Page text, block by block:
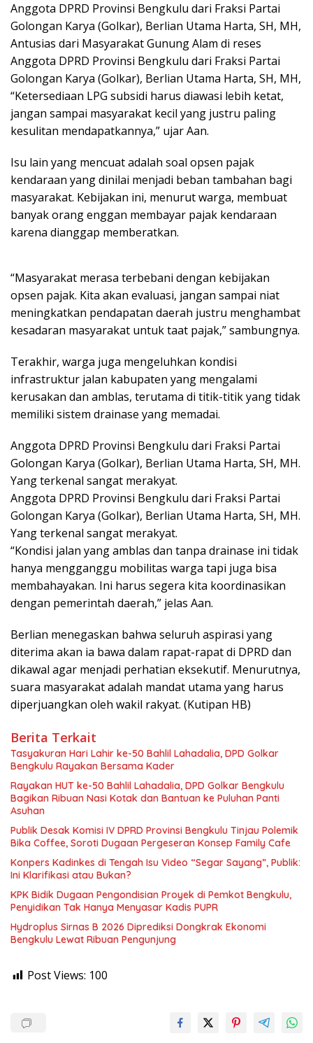
Anggota DPRD Provinsi Bengkulu dari Fraksi Partai
Golongan Karya (Golkar), Berlian Utama Harta, SH, MH,
Antusias dari Masyarakat Gunung Alam di reses
Anggota DPRD Provinsi Bengkulu dari Fraksi Partai
Golongan Karya (Golkar), Berlian Utama Harta, SH, MH,
“Ketersediaan LPG subsidi harus diawasi lebih ketat,
jangan sampai masyarakat kecil yang justru paling
kesulitan mendapatkannya,” ujar Aan.
Isu lain yang mencuat adalah soal opsen pajak
kendaraan yang dinilai menjadi beban tambahan bagi
masyarakat. Kebijakan ini, menurut warga, membuat
banyak orang enggan membayar pajak kendaraan
karena dianggap memberatkan.
“Masyarakat merasa terbebani dengan kebijakan
opsen pajak. Kita akan evaluasi, jangan sampai niat
meningkatkan pendapatan daerah justru menghambat
kesadaran masyarakat untuk taat pajak,” sambungnya.
Terakhir, warga juga mengeluhkan kondisi
infrastruktur jalan kabupaten yang mengalami
kerusakan dan amblas, terutama di titik-titik yang tidak
memiliki sistem drainase yang memadai.
Anggota DPRD Provinsi Bengkulu dari Fraksi Partai
Golongan Karya (Golkar), Berlian Utama Harta, SH, MH.
Yang terkenal sangat merakyat.
Anggota DPRD Provinsi Bengkulu dari Fraksi Partai
Golongan Karya (Golkar), Berlian Utama Harta, SH, MH.
Yang terkenal sangat merakyat.
“Kondisi jalan yang amblas dan tanpa drainase ini tidak
hanya mengganggu mobilitas warga tapi juga bisa
membahayakan. Ini harus segera kita koordinasikan
dengan pemerintah daerah,” jelas Aan.
Berlian menegaskan bahwa seluruh aspirasi yang
diterima akan ia bawa dalam rapat-rapat di DPRD dan
dikawal agar menjadi perhatian eksekutif. Menurutnya,
suara masyarakat adalah mandat utama yang harus
diperjuangkan oleh wakil rakyat. (Kutipan HB)
Berita Terkait
Tasyakuran Hari Lahir ke-50 Bahlil Lahadalia, DPD Golkar
Bengkulu Rayakan Bersama Kader
Rayakan HUT ke-50 Bahlil Lahadalia, DPD Golkar Bengkulu
Bagikan Ribuan Nasi Kotak dan Bantuan ke Puluhan Panti
Asuhan
Publik Desak Komisi IV DPRD Provinsi Bengkulu Tinjau Polemik
Bika Coffee, Soroti Dugaan Pergeseran Konsep Family Cafe
Konpers Kadinkes di Tengah Isu Video “Segar Sayang”, Publik:
Ini Klarifikasi atau Bukan?
KPK Bidik Dugaan Pengondisian Proyek di Pemkot Bengkulu,
Penyidikan Tak Hanya Menyasar Kadis PUPR
Hydroplus Sirnas B 2026 Diprediksi Dongkrak Ekonomi
Bengkulu Lewat Ribuan Pengunjung
Post Views: 100